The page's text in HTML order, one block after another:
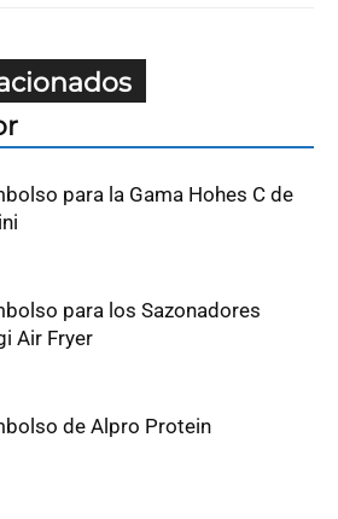
para la Gama Hohes C de
para los Sazonadores
Air Fryer
de Alpro Protein